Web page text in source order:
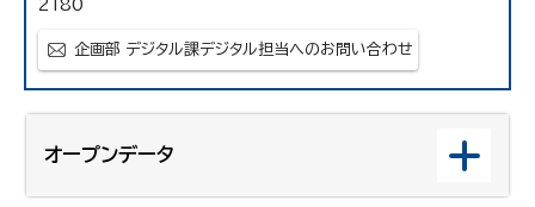
2180
企画部 デジタル課デジタル担当へのお問い合わせ
オープンデータ